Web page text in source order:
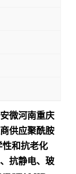
微河南重庆
供应聚酰胺
性和抗老化
抗静电、玻